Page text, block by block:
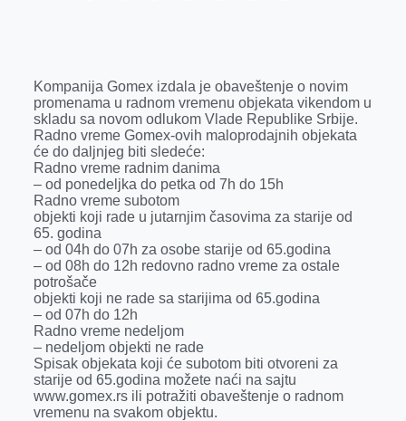
b
o
o
k
e
n
g
e
r
e
d
I
n
r
s
A
p
l
Kompanija Gomex izdala je obaveštenje o novim
promenama u radnom vremenu objekata vikendom u
skladu sa novom odlukom Vlade Republike Srbije.
Radno vreme Gomex-ovih maloprodajnih objekata
će do daljnjeg biti sledeće:
Radno vreme radnim danima
– od ponedeljka do petka od 7h do 15h
Radno vreme subotom
objekti koji rade u jutarnjim časovima za starije od
65. godina
– od 04h do 07h za osobe starije od 65.godina
– od 08h do 12h redovno radno vreme za ostale
potrošače
objekti koji ne rade sa starijima od 65.godina
– od 07h do 12h
Radno vreme nedeljom
– nedeljom objekti ne rade
Spisak objekata koji će subotom biti otvoreni za
starije od 65.godina možete naći na sajtu
www.gomex.rs ili potražiti obaveštenje o radnom
vremenu na svakom objektu.